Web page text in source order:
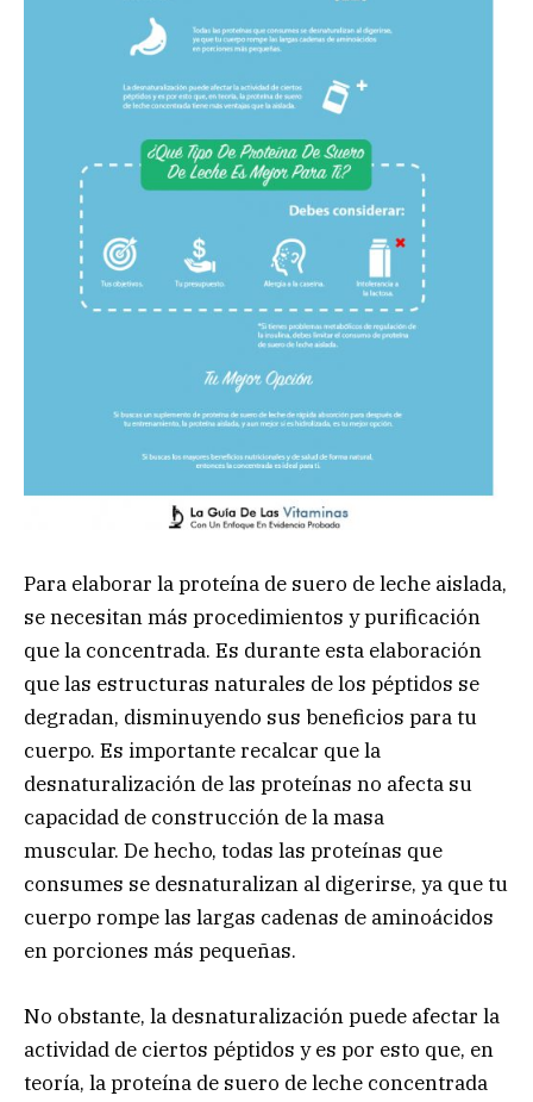
Para elaborar la proteína de suero de leche aislada,
se necesitan más procedimientos y purificación
que la concentrada. Es durante esta elaboración
que las estructuras naturales de los péptidos se
degradan, disminuyendo sus beneficios para tu
cuerpo. Es importante recalcar que la
desnaturalización de las proteínas no afecta su
capacidad de construcción de la masa
muscular. De hecho, todas las proteínas que
consumes se desnaturalizan al digerirse, ya que tu
cuerpo rompe las largas cadenas de aminoácidos
en porciones más pequeñas.
No obstante, la desnaturalización puede afectar la
actividad de ciertos péptidos y es por esto que, en
teoría, la proteína de suero de leche concentrada